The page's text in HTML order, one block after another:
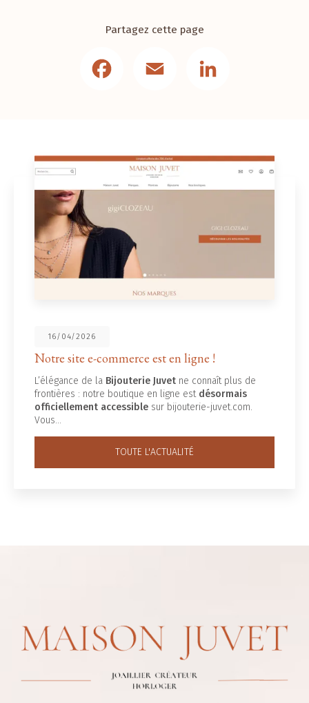
Partagez cette page
16/04/2026
Notre site e-commerce est en ligne !
L’élégance de la Bijouterie Juvet ne connaît plus de
frontières : notre boutique en ligne estdésormais
officiellement accessiblesur bijouterie-juvet.com.
Vous…
TOUTE L'ACTUALITÉ